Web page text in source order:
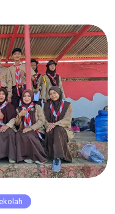
Dikatakan demikian